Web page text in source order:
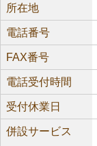
所在地
電話番号
FAX番号
電話受付時間
受付休業日
併設サービス